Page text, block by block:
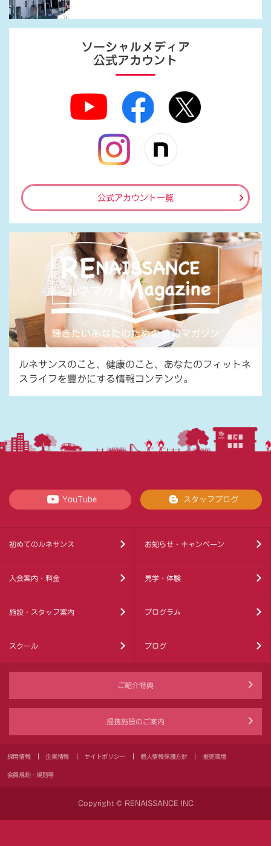
ソーシャルメディア
公式アカウント
公式アカウント一覧
ルネサンスのこと、健康のこと、あなたのフィットネ
スライフを豊かにする情報コンテンツ。
YouTube スタッフブログ
初めてのルネサンス お知らせ・キャンペーン
入会案内・料金 見学・体験
施設・スタッフ案内 プログラム
スクール ブログ
ご紹介特典
提携施設のご案内
採用情報 企業情報 サイトポリシー 個人情報保護方針 推奨環境
会員規約・規則等
Copyright © RENAISSANCE INC